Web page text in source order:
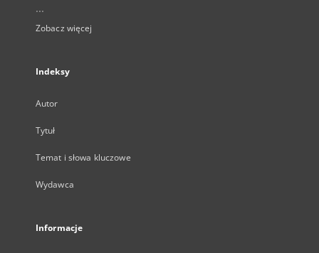
...
Zobacz więcej
Indeksy
Autor
Tytuł
Temat i słowa kluczowe
Wydawca
Informacje